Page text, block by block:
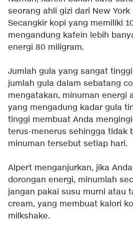
seorang ahli gizi dari New
Secangkir kopi yang memiliki
mengandung kafein lebih
energi 80 miligram.
Jumlah gula yang sangat
jumlah gula dalam sebatang
mengatakan, minuman energi
yang mengadung kadar gula
tinggi membuat Anda
terus-menerus sehingga tidak
minuman tersebut setiap hari.
Alpert menganjurkan, jika
dorongan energi, minumlah
jangan pakai susu murni atau
cream, yang membuat kalori
milkshake.